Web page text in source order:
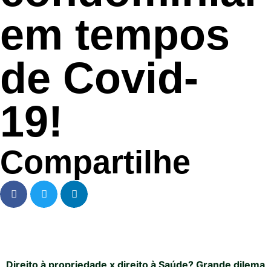
em tempos
de Covid-
19!
Compartilhe
Direito à propriedade x direito à Saúde? Grande dilema